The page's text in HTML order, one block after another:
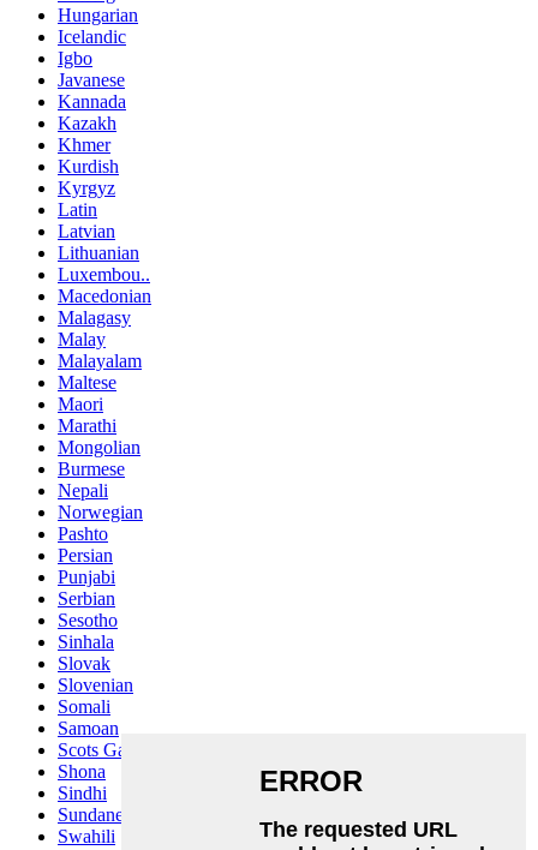
Hungarian
Icelandic
Igbo
Javanese
Kannada
Kazakh
Khmer
Kurdish
Kyrgyz
Latin
Latvian
Lithuanian
Luxembou..
Macedonian
Malagasy
Malay
Malayalam
Maltese
Maori
Marathi
Mongolian
Burmese
Nepali
Norwegian
Pashto
Persian
Punjabi
Serbian
Sesotho
Sinhala
Slovak
Slovenian
Somali
Samoan
Scots Gaelic
Shona
Sindhi
Sundanese
Swahili